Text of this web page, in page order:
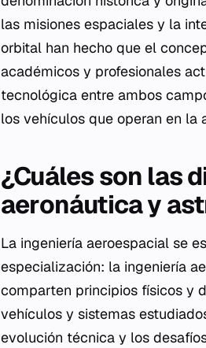
las misiones espaciales y la
orbital han hecho que el
académicos y profesionales
tecnológica entre ambos
los vehículos que operan en la
¿Cuáles son las
aeronáutica y
La ingeniería aeroespacial se
especialización: la ingeniería
comparten principios físicos y
vehículos y sistemas
evolución técnica y los